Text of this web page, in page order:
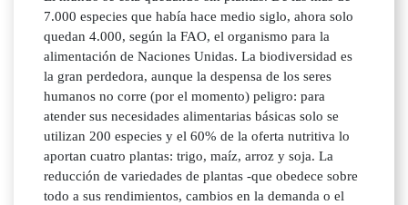
7.000 especies que había hace medio siglo, ahora solo
quedan 4.000, según la FAO, el organismo para la
alimentación de Naciones Unidas. La biodiversidad es
la gran perdedora, aunque la despensa de los seres
humanos no corre (por el momento) peligro: para
atender sus necesidades alimentarias básicas solo se
utilizan 200 especies y el 60% de la oferta nutritiva lo
aportan cuatro plantas: trigo, maíz, arroz y soja. La
reducción de variedades de plantas -que obedece sobre
todo a sus rendimientos, cambios en la demanda o el